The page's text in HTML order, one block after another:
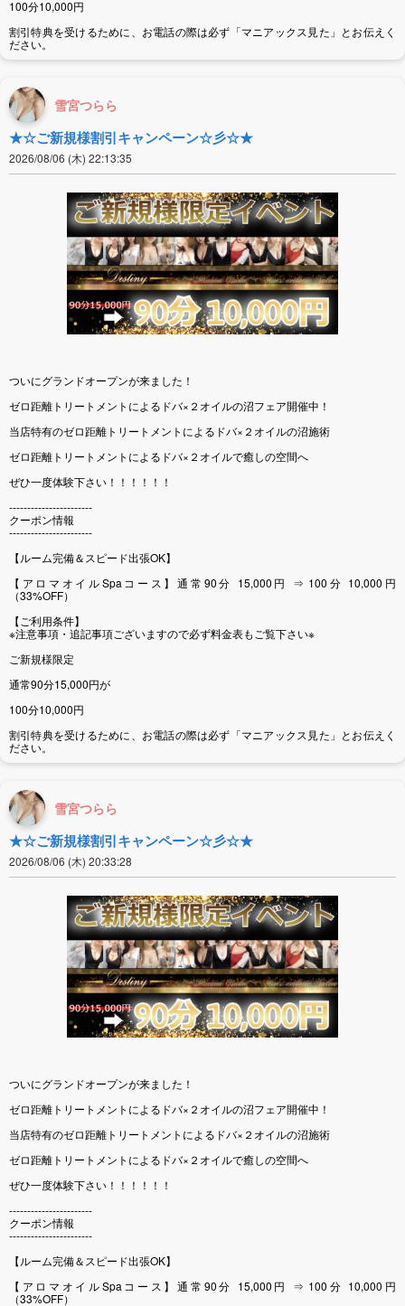
100分10,000円
割引特典を受けるために、お電話の際は必ず「マニアックス見た」とお伝えく
ださい。
雪宮つらら
★☆ご新規様割引キャンペーン☆彡☆★
2026/08/06 (木) 22:13:35
ついにグランドオープンが来ました！
ゼロ距離トリートメントによるドバ×２オイルの沼フェア開催中！
当店特有のゼロ距離トリートメントによるドバ×２オイルの沼施術
ゼロ距離トリートメントによるドバ×２オイルで癒しの空間へ
ぜひ一度体験下さい！！！！！！
-----------------------
クーポン情報
-----------------------
【ルーム完備＆スピード出張OK】
【アロマオイルSpaコース】通常90分 15,000円 ⇒ 100分 10,000円
（33%OFF）
【ご利用条件】
※注意事項・追記事項ございますので必ず料金表もご覧下さい※
ご新規様限定
通常90分15,000円が
100分10,000円
割引特典を受けるために、お電話の際は必ず「マニアックス見た」とお伝えく
ださい。
雪宮つらら
★☆ご新規様割引キャンペーン☆彡☆★
2026/08/06 (木) 20:33:28
ついにグランドオープンが来ました！
ゼロ距離トリートメントによるドバ×２オイルの沼フェア開催中！
当店特有のゼロ距離トリートメントによるドバ×２オイルの沼施術
ゼロ距離トリートメントによるドバ×２オイルで癒しの空間へ
ぜひ一度体験下さい！！！！！！
-----------------------
クーポン情報
-----------------------
【ルーム完備＆スピード出張OK】
【アロマオイルSpaコース】通常90分 15,000円 ⇒ 100分 10,000円
（33%OFF）